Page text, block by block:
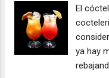
El
ya hay